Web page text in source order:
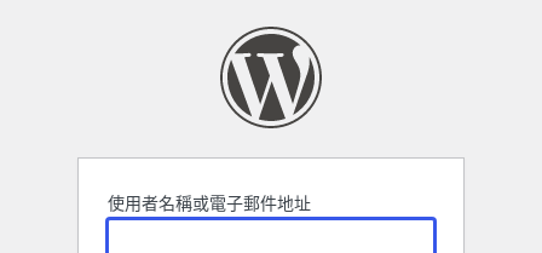
使用者名稱或電子郵件地址